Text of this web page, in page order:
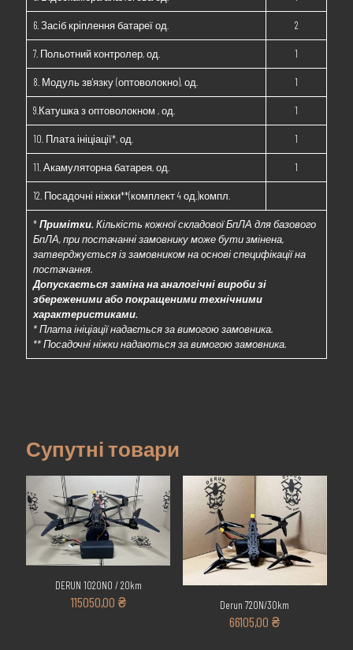
6. Засіб кріплення батареї од. 2
7. Польотний контролер, од. 1
8. Модуль зв'язку (оптоволокно), од. 1
9.Катушка з оптоволокном , од. 1
10. Плата ініціації*, од. 1
11. Акамуляторна батарея, од. 1
12. Посадочні ніжки**(комплект 4 од.)компл.
*Примітки. Кількість кожної складової БпЛА для базового
БпЛА, при постачанні замовнику може бути змінена,
затверджується із замовником на основі специфікації на
постачання.
Допускається заміна на аналогічні вироби зі
збереженими або покращеними технічними
характеристиками.
* Плата ініціації надається за вимогою замовника.
** Посадочні ніжки надаються за вимогою замовника.
Супутні товари
DERUN 1020NO / 20km
115050,00 ₴ Derun 720N/30km
66105,00₴